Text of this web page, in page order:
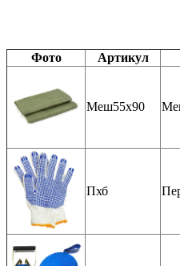
Фото Артикул
Меш55х90
Пхб